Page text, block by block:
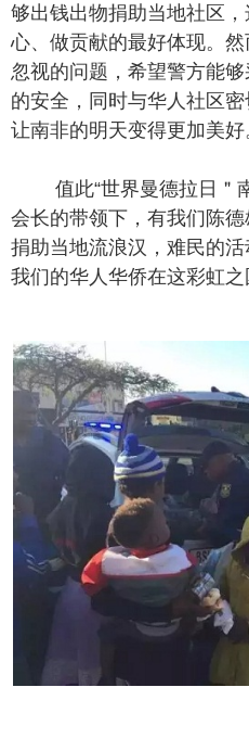
够出钱出物捐助当地社区
心、做贡献的最好体现。
忽视的问题，希望警方能
的安全，同时与华人社区
让南非的明天变得更加美好
值此“世界曼德拉日＂
会长的带领下，有我们陈
捐助当地流浪汉，难民的
我们的华人华侨在这彩虹之